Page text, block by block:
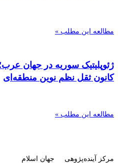
مطالعه این مطلب »
ژئوپلیتیک سوریه در جهان
کانون ثقل نظم نوین منطقه‌ای
مطالعه این مطلب »
مرکز آینده‌پژوهی جهان اسلام